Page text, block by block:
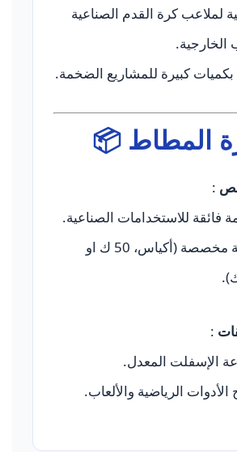
لملاعب كرة القدم الصناعية
الخارجية.
بكميات كبيرة للمشاريع الضخمة.
المطاط 📦
:
فائقة للاستخدامات الصناعية.
تعبئة مخصصة (أكياس، 50 ك او
:
الإسفلت المعدل.
الأدوات الرياضية والألعاب.